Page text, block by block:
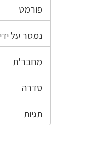
פורמט
נמסר על ידי
מחבר'ת
סדרה
תגיות